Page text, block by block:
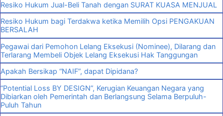
Resiko Hukum Jual-Beli Tanah dengan SURAT KUASA MENJUAL
Resiko Hukum bagi Terdakwa ketika Memilih Opsi PENGAKUAN
BERSALAH
Pegawai dari Pemohon Lelang Eksekusi (Nominee), Dilarang dan
Terlarang Membeli Objek Lelang Eksekusi Hak Tanggungan
Apakah Bersikap “NAIF”, dapat Dipidana?
“Potential Loss BY DESIGN”, Kerugian Keuangan Negara yang
Dibiarkan oleh Pemerintah dan Berlangsung Selama Berpuluh-
Puluh Tahun